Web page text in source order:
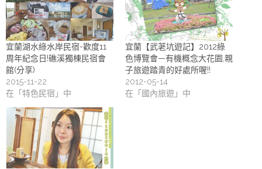
宜蘭湖水綠水岸民宿-歡度11
周年紀念日!礁溪獨棟民宿會
館(分享)
2015-11-22
在「特色民宿」中
宜蘭【武荖坑遊記】2012綠
色博覽會—有機概念大花園,親
子旅遊踏青的好處所喔!!
2012-05-14
在「國內旅遊」中